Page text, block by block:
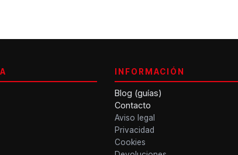
INFORMACIÓN
Blog (guías)
Contacto
Aviso legal
Privacidad
Cookies